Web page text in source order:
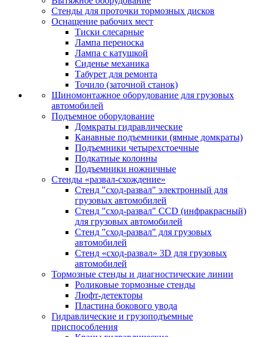
Стенды для проточки тормозных дисков
Оснащение рабочих мест
Тиски слесарные
Лампа переноска
Лампа с катушкой
Сиденье механика
Табурет для ремонта
Точило (заточной станок)
Шиномонтажное оборудование для грузовых
автомобилей
Подъемное оборудование
Домкраты гидравлические
Канавные подъемники (ямные домкраты)
Подъемники четырехстоечные
Подкатные колонны
Подъемники ножничные
Стенды «развал-схождение»
Стенд "сход-развал" электронный для
грузовых автомобилей
Стенд "сход-развал" CCD (инфракрасный)
для грузовых автомобилей
Стенд "сход-развал" для грузовых
автомобилей
Стенд «сход-развал» 3D для грузовых
автомобилей
Тормозные стенды и диагностические линии
Роликовые тормозные стенды
Люфт-детекторы
Пластина бокового увода
Гидравлические и грузоподъемные
приспособления